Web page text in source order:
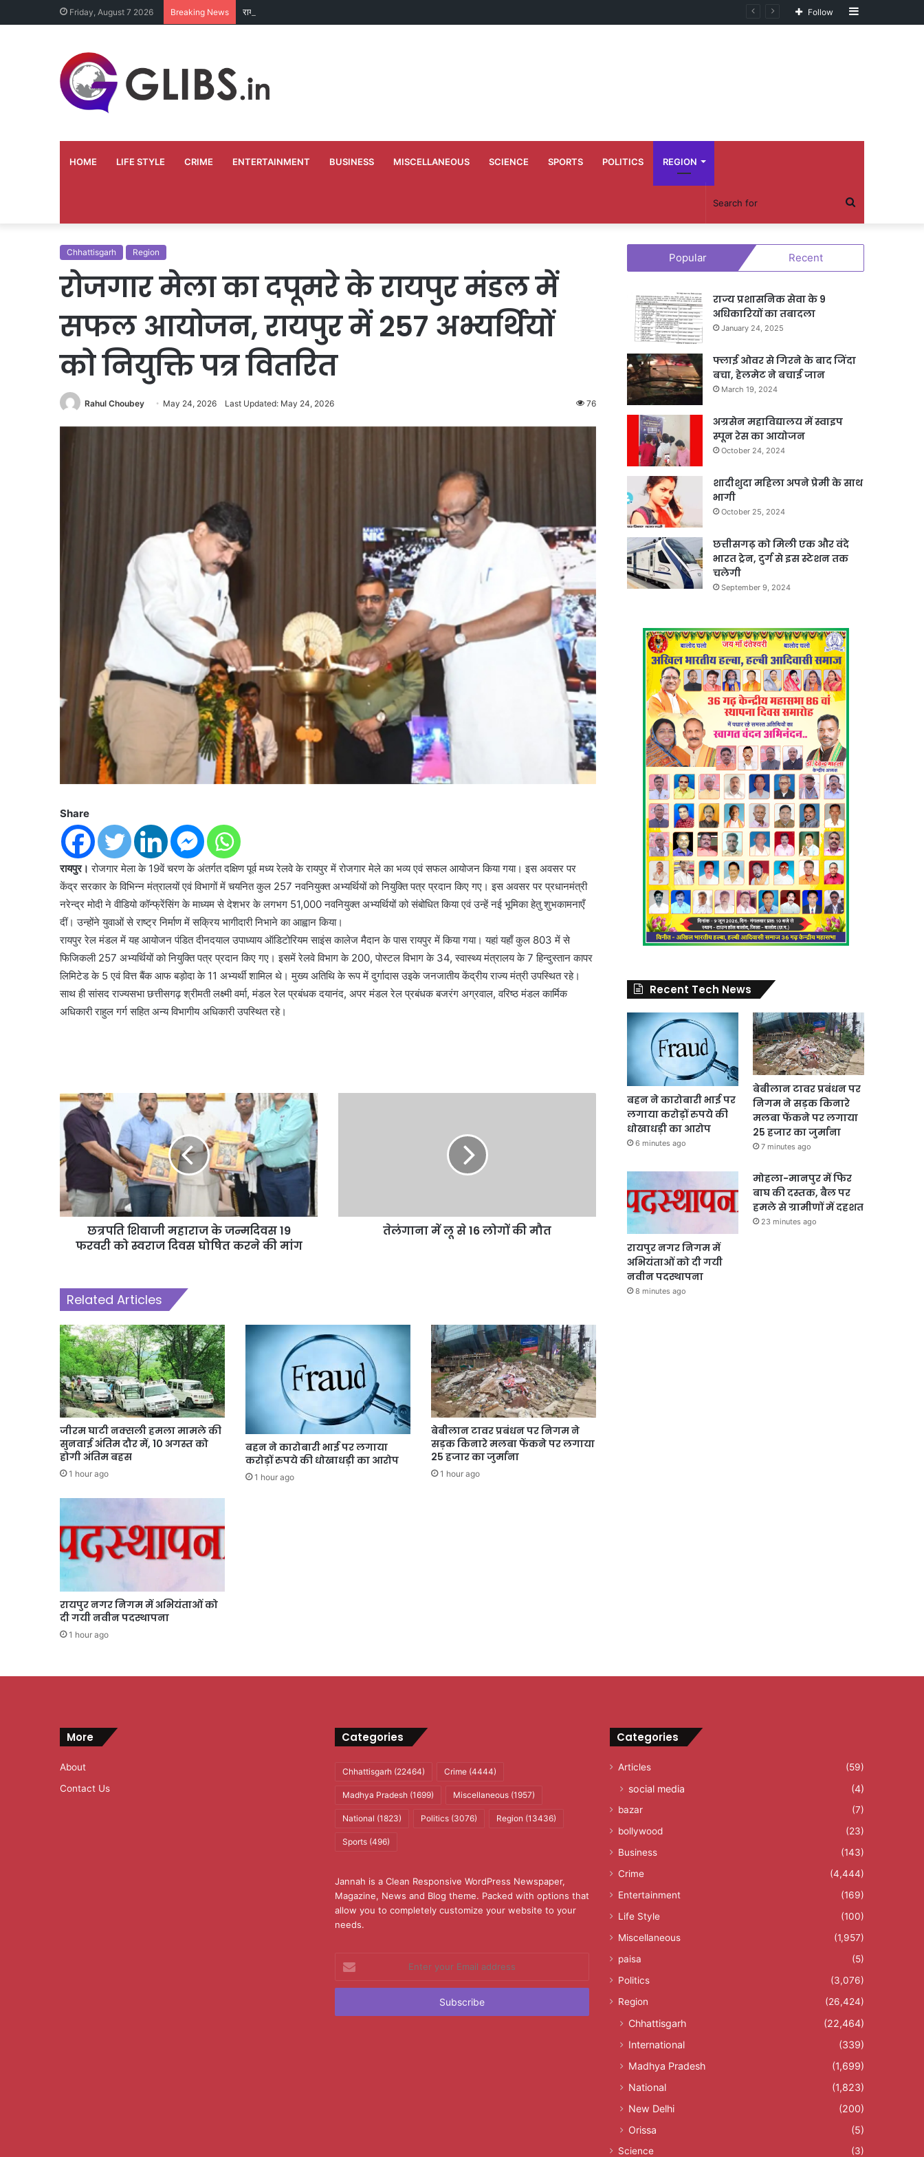
Friday, August 7 2026 Breaking News रायपुर नगर निगम में अभियंताओं को दी गयी नवीन पदस्थापना Sidebar
Follow
HOME LIFE STYLE CRIME ENTERTAINMENT BUSINESS MISCELLANEOUS SCIENCE SPORTS POLITICS REGION
Search
for
Chhattisgarh Region
रोजगार मेला का दपूमरे के रायपुर मंडल में
सफल आयोजन, रायपुर में 257 अभ्यर्थियों
को नियुक्ति पत्र वितरित
Rahul Choubey May 24, 2026 Last Updated: May 24, 2026 76
Share
रायपुर। रोजगार मेला के 19वें चरण के अंतर्गत दक्षिण पूर्व मध्य रेलवे के रायपुर में रोजगार मेले का भव्य एवं सफल आयोजन किया गया। इस अवसर पर
केंद्र सरकार के विभिन्न मंत्रालयों एवं विभागों में चयनित कुल 257 नवनियुक्त अभ्यर्थियों को नियुक्ति पत्र प्रदान किए गए। इस अवसर पर प्रधानमंत्री
नरेन्द्र मोदी ने वीडियो कॉन्फ्रेंसिंग के माध्यम से देशभर के लगभग 51,000 नवनियुक्त अभ्यर्थियों को संबोधित किया एवं उन्हें नई भूमिका हेतु शुभकामनाएँ
दीं। उन्होंने युवाओं से राष्ट्र निर्माण में सक्रिय भागीदारी निभाने का आह्वान किया।
रायपुर रेल मंडल में यह आयोजन पंडित दीनदयाल उपाध्याय ऑडिटोरियम साइंस कालेज मैदान के पास रायपुर में किया गया। यहां यहाँ कुल 803 में से
फिजिकली 257 अभ्यर्थियों को नियुक्ति पत्र प्रदान किए गए। इसमें रेलवे विभाग के 200, पोस्टल विभाग के 34, स्वास्थ्य मंत्रालय के 7 हिन्दुस्तान कापर
लिमिटेड के 5 एवं वित्त बैंक आफ बड़ोदा के 11 अभ्यर्थी शामिल थे। मुख्य अतिथि के रूप में दुर्गादास उइके जनजातीय केंद्रीय राज्य मंत्री उपस्थित रहे।
साथ ही सांसद राज्यसभा छत्तीसगढ़ श्रीमती लक्ष्मी वर्मा, मंडल रेल प्रबंधक दयानंद, अपर मंडल रेल प्रबंधक बजरंग अग्रवाल, वरिष्ठ मंडल कार्मिक
अधिकारी राहुल गर्ग सहित अन्य विभागीय अधिकारी उपस्थित रहे।
छत्रपति शिवाजी महाराज के जन्मदिवस 19
फरवरी को स्वराज दिवस घोषित करने की मांग
तेलंगाना में लू से 16 लोगों की मौत
Related Articles
जीरम घाटी नक्सली हमला मामले की
सुनवाई अंतिम दौर में, 10 अगस्त को
होगी अंतिम बहस
1 hour ago
बहन ने कारोबारी भाई पर लगाया
करोड़ों रुपये की धोखाधड़ी का आरोप
1 hour ago
बेबीलान टावर प्रबंधन पर निगम ने
सड़क किनारे मलबा फेंकने पर लगाया
25 हजार का जुर्माना
1 hour ago
रायपुर नगर निगम में अभियंताओं को
दी गयी नवीन पदस्थापना
1 hour ago
Popular Recent
राज्य प्रशासनिक सेवा के 9
अधिकारियों का तबादला
January 24, 2025
फ्लाई ओवर से गिरने के बाद जिंदा
बचा, हेलमेट ने बचाई जान
March 19, 2024
अग्रसेन महाविद्यालय में स्वाइप
स्पून रेस का आयोजन
October 24, 2024
शादीशुदा महिला अपने प्रेमी के साथ
भागी
October 25, 2024
छत्तीसगढ़ को मिली एक और वंदे
भारत ट्रेन, दुर्ग से इस स्टेशन तक
चलेगी
September 9, 2024
Recent Tech News
बहन ने कारोबारी भाई पर
लगाया करोड़ों रुपये की
धोखाधड़ी का आरोप
6 minutes ago
बेबीलान टावर प्रबंधन पर
निगम ने सड़क किनारे
मलबा फेंकने पर लगाया
25 हजार का जुर्माना
7 minutes ago
रायपुर नगर निगम में
अभियंताओं को दी गयी
नवीन पदस्थापना
8 minutes ago
मोहला-मानपुर में फिर
बाघ की दस्तक, बैल पर
हमले से ग्रामीणों में दहशत
23 minutes ago
More
About
Contact Us
Categories
Chhattisgarh(22464) Crime(4444)
Madhya Pradesh(1699) Miscellaneous(1957)
National (1823) Politics(3076) Region (13436)
Sports(496)
Jannah is a Clean Responsive WordPress Newspaper,
Magazine, News and Blog theme. Packed with options that
allow you to completely customize your website to your
needs.
your
Email
Categories
Articles (59)
social media (4)
bazar
(7)
bollywood
(23)
Business
(143)
Crime
(4,444)
Entertainment
(169)
Life Style
(100)
Miscellaneous
(1,957)
paisa
(5)
Politics
(3,076)
Region
(26,424)
Chhattisgarh
(22,464)
International
(339)
Madhya Pradesh
(1,699)
National
(1,823)
New Delhi
(200)
Orissa
(5)
Science (3)